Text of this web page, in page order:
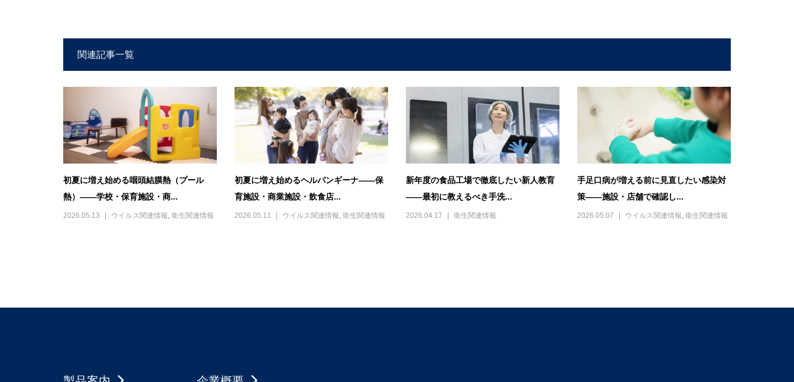
関連記事一覧
初夏に増え始める咽頭結膜熱（プール
熱）――学校・保育施設・商...
2026.05.13 ウイルス関連情報, 衛生関連情報
初夏に増え始めるヘルパンギーナ――保
育施設・商業施設・飲食店...
2026.05.11 ウイルス関連情報, 衛生関連情報
新年度の食品工場で徹底したい新人教育
――最初に教えるべき手洗...
2026.04.17 衛生関連情報
手足口病が増える前に見直したい感染対
策――施設・店舗で確認し...
2026.05.07 ウイルス関連情報, 衛生関連情報